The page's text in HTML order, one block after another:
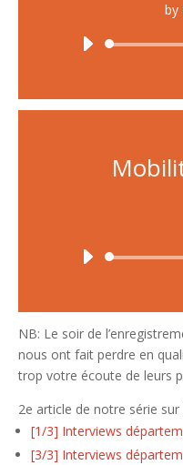
by
NB: Le soir de
nous ont fait perdre en
trop votre écoute de leurs
2e article de notre série
[1/3] Interviews
[3/3] Interviews